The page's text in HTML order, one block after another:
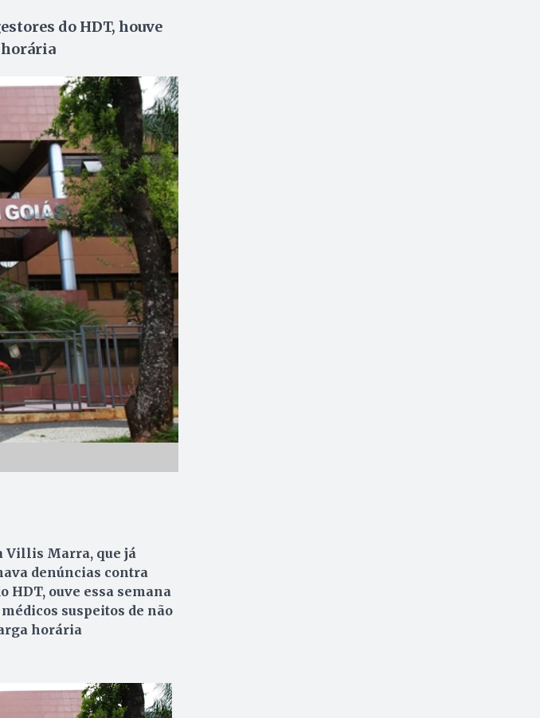
do HDT, houve
horária
Villis Marra, que já
denúncias contra
HDT, ouve essa semana
suspeitos de não
horária